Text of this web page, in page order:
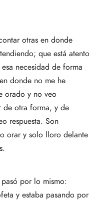
otras en donde
que está atento
necesidad de forma
donde no me he
orado y no veo
de otra forma, y de
respuesta. Son
orar y solo lloro delante
por lo mismo:
y estaba pasando por